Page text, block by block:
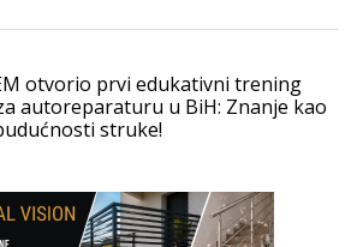
otvorio prvi edukativni trening
autoreparaturu u BiH: Znanje kao
struke!